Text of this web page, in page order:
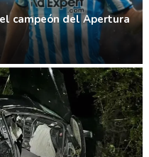
campeón del Apertura